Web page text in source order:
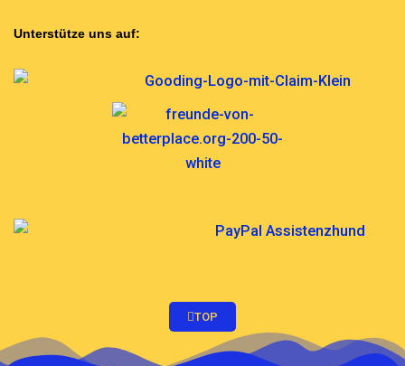
COMING SOON
Unterstütze uns auf:
TOP